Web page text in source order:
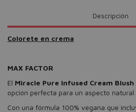
Descripción
Colorete en crema
MAX FACTOR
El Miracle Pure Infused Cream
opción perfecta para un aspecto natural
Con una fórmula 100% vegana que